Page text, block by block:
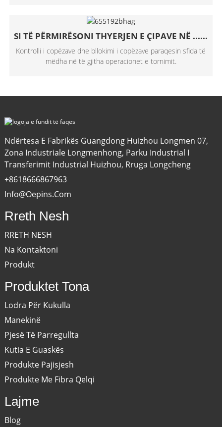
SI TË PËRMIRËSONI THYERJEN E ÇIPAVE NË ......
Kontrolli i copëzave dhe bllokimi i copëzave paraqesin sfida të
mëdha në të gjitha operacionet e tornimit.
Ndërtesa E Fabrikës Guangdong Huizhou Longmen 07,
Zona Industriale Longmenhong, Parku Industrial I
Transferimit Industrial Huizhou, Rruga Longcheng
+8618666867963
Info@oepins.com
Rreth Nesh
RRETH NESH
Na Kontaktoni
Produkt
Produktet Tona
Lodra Për Kukulla
Manekinë
Pjesë Të Parregullta
Kutia E Guaskës
Produkte Pajisjesh
Produkte Me Fibra Qelqi
Lajme
Blog